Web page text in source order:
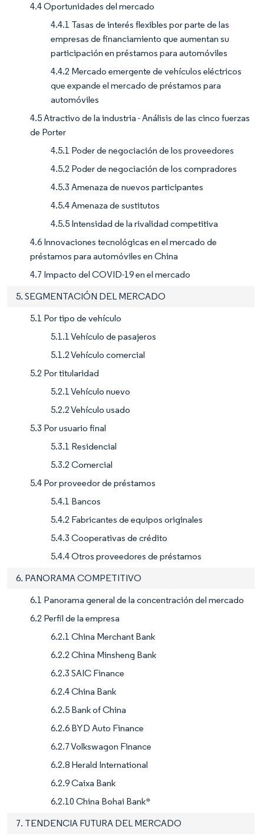
4.4 Oportunidades del mercado
4.4.1 Tasas de interés flexibles por parte de las
empresas de financiamiento que aumentan su
participación en préstamos para automóviles
4.4.2 Mercado emergente de vehículos eléctricos
que expande el mercado de préstamos para
automóviles
4.5 Atractivo de la industria - Análisis de las cinco fuerzas
de Porter
4.5.1 Poder de negociación de los proveedores
4.5.2 Poder de negociación de los compradores
4.5.3 Amenaza de nuevos participantes
4.5.4 Amenaza de sustitutos
4.5.5 Intensidad de la rivalidad competitiva
4.6 Innovaciones tecnológicas en el mercado de
préstamos para automóviles en China
4.7 Impacto del COVID-19 en el mercado
5. SEGMENTACIÓN DEL MERCADO
5.1 Por tipo de vehículo
5.1.1 Vehículo de pasajeros
5.1.2 Vehículo comercial
5.2 Por titularidad
5.2.1 Vehículo nuevo
5.2.2 Vehículo usado
5.3 Por usuario final
5.3.1 Residencial
5.3.2 Comercial
5.4 Por proveedor de préstamos
5.4.1 Bancos
5.4.2 Fabricantes de equipos originales
5.4.3 Cooperativas de crédito
5.4.4 Otros proveedores de préstamos
6. PANORAMA COMPETITIVO
6.1 Panorama general de la concentración del mercado
6.2 Perfil de la empresa
6.2.1 China Merchant Bank
6.2.2 China Minsheng Bank
6.2.3 SAIC Finance
6.2.4 China Bank
6.2.5 Bank of China
6.2.6 BYD Auto Finance
6.2.7 Volkswagon Finance
6.2.8 Herald International
6.2.9 Caixa Bank
6.2.10 China Bohai Bank*
7. TENDENCIA FUTURA DEL MERCADO